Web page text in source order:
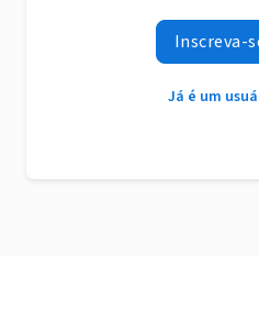
Inscreva-
Já é um